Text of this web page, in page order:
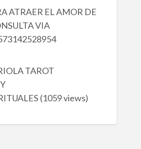
ATRAER EL AMOR DE
VIA
TAROT
(1059 views)